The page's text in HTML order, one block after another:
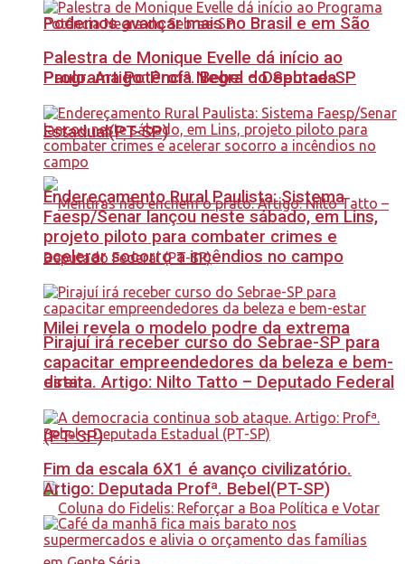
Podemos avançar mais no Brasil e em São
Paulo. Artigo: Profª. Bebel – Deputada
Estadual(PT-SP)
Milei revela o modelo podre da extrema
direita. Artigo: Nilto Tatto – Deputado Federal
(PT-SP)
Palestra de Monique Evelle dá início ao
Programa Potência Negra do Sebrae-SP
Endereçamento Rural Paulista: Sistema
Faesp/Senar lançou neste sábado, em Lins,
projeto piloto para combater crimes e
acelerar socorro a incêndios no campo
Pirajuí irá receber curso do Sebrae-SP para
capacitar empreendedores da beleza e bem-
estar
Fim da escala 6X1 é avanço civilizatório.
Artigo: Deputada Profª. Bebel(PT-SP)